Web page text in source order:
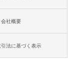
会社概要
法に基づく表示